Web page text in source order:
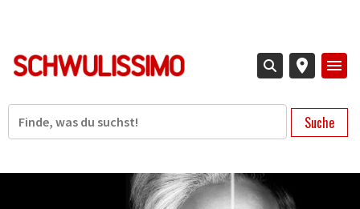
Suche